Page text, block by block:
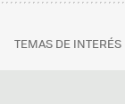
TEMAS DE INTERÉS